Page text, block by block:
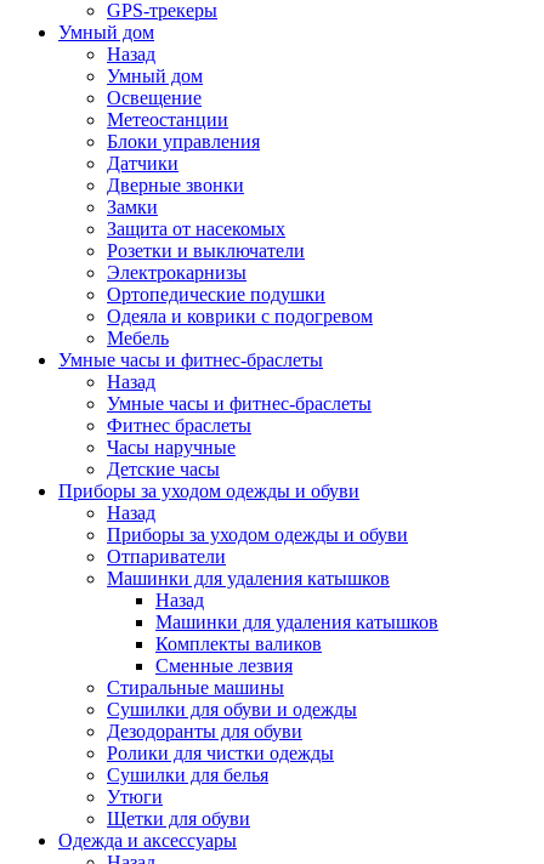
GPS-трекеры
Умный дом
Назад
Умный дом
Освещение
Метеостанции
Блоки управления
Датчики
Дверные звонки
Замки
Защита от насекомых
Розетки и выключатели
Электрокарнизы
Ортопедические подушки
Одеяла и коврики с подогревом
Мебель
Умные часы и фитнес-браслеты
Назад
Умные часы и фитнес-браслеты
Фитнес браслеты
Часы наручные
Детские часы
Приборы за уходом одежды и обуви
Назад
Приборы за уходом одежды и обуви
Отпариватели
Машинки для удаления катышков
Назад
Машинки для удаления катышков
Комплекты валиков
Сменные лезвия
Стиральные машины
Сушилки для обуви и одежды
Дезодоранты для обуви
Ролики для чистки одежды
Сушилки для белья
Утюги
Щетки для обуви
Одежда и аксессуары